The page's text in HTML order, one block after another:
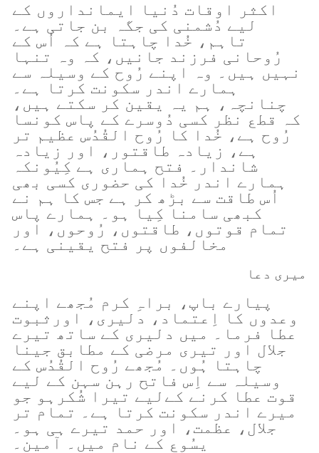
اکثر اوقات دُنیا ایمانداروں کے
لیے دُشمنی کی جگہ بن جاتی ہے۔
تاہم، خُدا چاہتا ہے کہ اُس کے
رُوحانی فرزند جانیں، کہ وہ تنہا
نہیں ہیں۔ وہ اپنے رُوح کے وسیلہ سے
ہمارے اندر سکونت کرتا ہے۔
چنانچہ، ہم یہ یقین کر سکتے ہیں،
کہ قطع نظر کسی دُوسرے کے پاس کونسا
رُوح ہے، خُدا کا رُوح القُدُس عظیم تر
ہے، زیادہ طاقتور، اور زیادہ
شاندار۔ فتح ہماری ہے کِیُونکہ
ہمارے اندر خُدا کی حضوری کسی بھی
اُس طاقت سے بڑھ کر ہے جس کا ہم نے
کبھی سامنا کِیا ہو۔ ہمارے پاس
تمام قوتوں، طاقتوں، رُوحوں، اور
مخالفوں پر فتح یقینی ہے۔
میری دعا
پیارے باپ، براہِ کرم مُجھے اپنے
وعدوں کا اِعتماد، دلیری، اورثبوت
عطا فرما۔ میں دلیری کے ساتھ تیرے
جلال اور تیری مرضی کے مطابق جینا
چاہتا ہُوں۔ مُجھے رُوح القُدُس کے
وسیلہ سے اِس فاتح رہن سہن کے لیے
قوت عطا کرنے کےلیے تیرا شُکرہو جو
میرے اندر سکونت کرتا ہے۔ تمام تر
جلال، عظمت، اور حمد تیرے ہی ہو۔
یسُوع کے نام میں۔ آمین۔